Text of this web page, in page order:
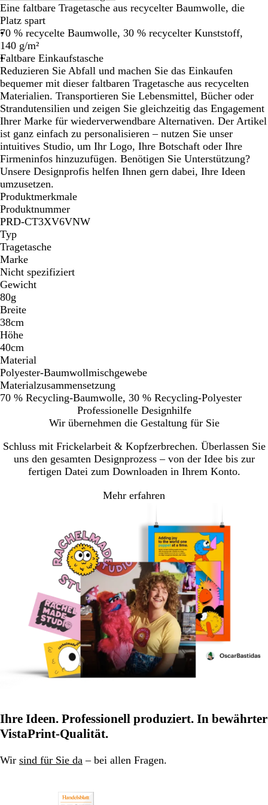
i
g
e
Eine faltbare Tragetasche aus recycelter Baumwolle, die
Platz spart
70 % recycelte Baumwolle, 30 % recycelter Kunststoff,
140 g/m²
Faltbare Einkaufstasche
Reduzieren Sie Abfall und machen Sie das Einkaufen
bequemer mit dieser faltbaren Tragetasche aus recycelten
Materialien. Transportieren Sie Lebensmittel, Bücher oder
Strandutensilien und zeigen Sie gleichzeitig das Engagement
Ihrer Marke für wiederverwendbare Alternativen. Der Artikel
ist ganz einfach zu personalisieren – nutzen Sie unser
intuitives Studio, um Ihr Logo, Ihre Botschaft oder Ihre
Firmeninfos hinzuzufügen. Benötigen Sie Unterstützung?
Unsere Designprofis helfen Ihnen gern dabei, Ihre Ideen
umzusetzen.
Produktmerkmale
Produktnummer
PRD-CT3XV6VNW
Typ
Tragetasche
Marke
Nicht spezifiziert
Gewicht
80g
Breite
38cm
Höhe
40cm
Material
Polyester-Baumwollmischgewebe
Materialzusammensetzung
70 % Recycling-Baumwolle, 30 % Recycling-Polyester
Professionelle Designhilfe
Wir übernehmen die Gestaltung für Sie
Schluss mit Frickelarbeit & Kopfzerbrechen. Überlassen Sie
uns den gesamten Designprozess – von der Idee bis zur
fertigen Datei zum Downloaden in Ihrem Konto.
Mehr erfahren
Ihre Ideen. Professionell produziert. In bewährter
VistaPrint-Qualität.
Wir sind für Sie da – bei allen Fragen.